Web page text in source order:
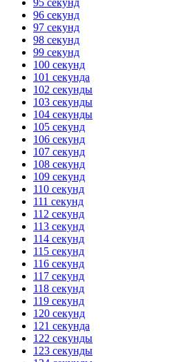
95 секунд
96 секунд
97 секунд
98 секунд
99 секунд
100 секунд
101 секунда
102 секунды
103 секунды
104 секунды
105 секунд
106 секунд
107 секунд
108 секунд
109 секунд
110 секунд
111 секунд
112 секунд
113 секунд
114 секунд
115 секунд
116 секунд
117 секунд
118 секунд
119 секунд
120 секунд
121 секунда
122 секунды
123 секунды